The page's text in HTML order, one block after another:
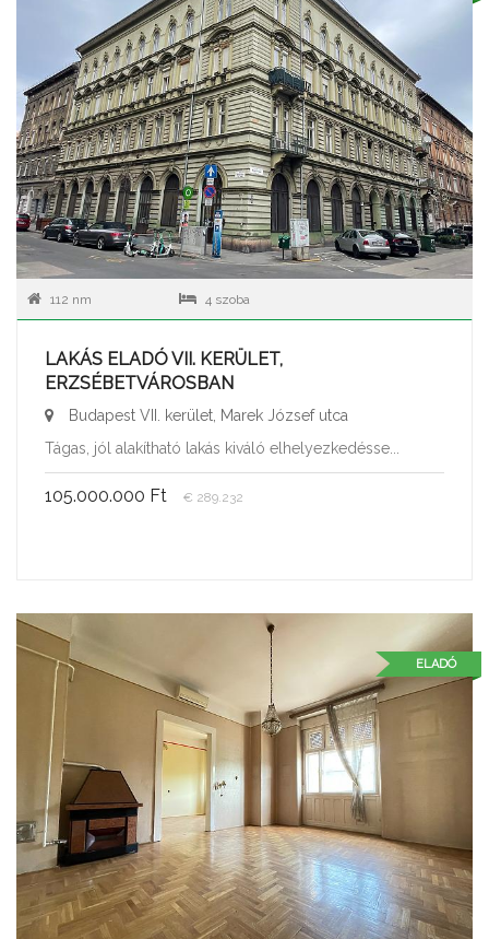
112 nm 4 szoba
LAKÁS ELADÓ VII. KERÜLET,
ERZSÉBETVÁROSBAN
Budapest VII. kerület, Marek József utca
Tágas, jól alakítható lakás kiváló elhelyezkedésse...
105.000.000 Ft € 289.232
ELADÓ